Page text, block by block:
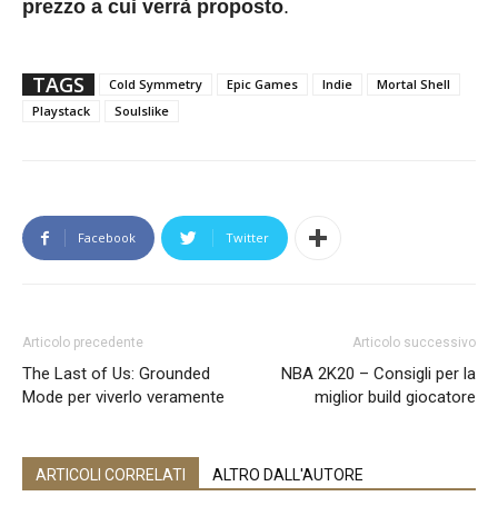
prezzo a cui verrà proposto.
TAGS Cold Symmetry Epic Games Indie
Mortal Shell
Playstack
Soulslike
Facebook Twitter
Articolo precedente
The Last of Us: Grounded
Mode per viverlo veramente
Articolo successivo
NBA 2K20 – Consigli per la
miglior build giocatore
ARTICOLI CORRELATI ALTRO DALL'AUTORE